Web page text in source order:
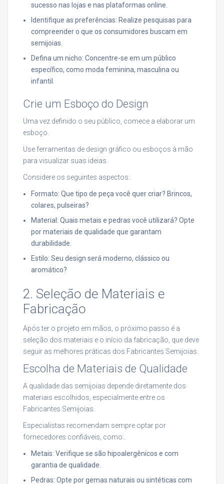
sucesso nas lojas e nas plataformas online.
Identifique as preferências: Realize pesquisas para
compreender o que os consumidores buscam em
semijoias.
Defina um nicho: Concentre-se em um público
específico, como moda feminina, masculina ou
infantil.
Crie um Esboço do Design
Uma vez definido o seu público, comece a elaborar um
esboço.
Use ferramentas de design gráfico ou esboços à mão
para visualizar suas ideias.
Considere os seguintes aspectos:.
Formato: Que tipo de peça você quer criar? Brincos,
colares, pulseiras?
Material: Quais metais e pedras você utilizará? Opte
por materiais de qualidade que garantam
durabilidade.
Estilo: Seu design será moderno, clássico ou
aromático?
2. Seleção de Materiais e
Fabricação
Após ter o projeto em mãos, o próximo passo é a
seleção dos materiais e o início da fabricação, que deve
seguir as melhores práticas dos Fabricantes Semijoias.
Escolha de Materiais de Qualidade
A qualidade das semijoias depende diretamente dos
materiais escolhidos, especialmente entre os
Fabricantes Semijoias.
Especialistas recomendam sempre optar por
fornecedores confiáveis, como:.
Metais: Verifique se são hipoalergênicos e com
garantia de qualidade.
Pedras: Opte por gemas naturais ou sintéticas com